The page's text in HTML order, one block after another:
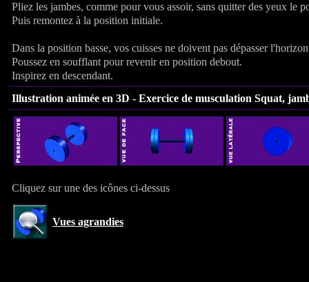
Pliez les jambes, comme pour vous assoir, sans quitter des yeux le
Puis remontez à la position initiale.
Dans la position basse, vos cuisses ne doivent pas dépasser
Poussez en soufflant pour revenir en position debout.
Inspirez en descendant.
Illustration animée en 3D - Exercice de musculation Squat,
Cliquez sur une des icônes ci-dessus
Vues agrandies